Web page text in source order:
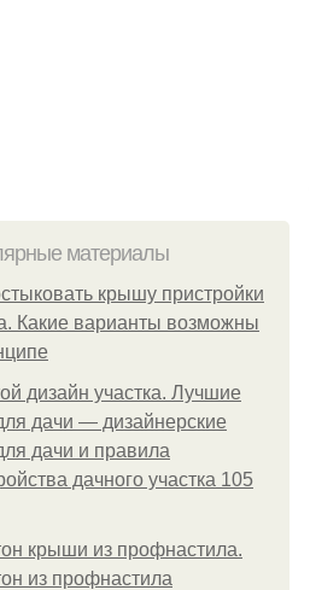
материалы
крышу пристройки
Какие варианты возможны
дизайн участка. Лучшие
дачи — дизайнерские
дачи и правила
дачного участка 105
крыши из профнастила.
из профнастила